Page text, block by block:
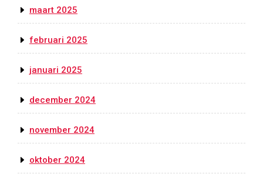
maart 2025
februari 2025
januari 2025
december 2024
november 2024
oktober 2024